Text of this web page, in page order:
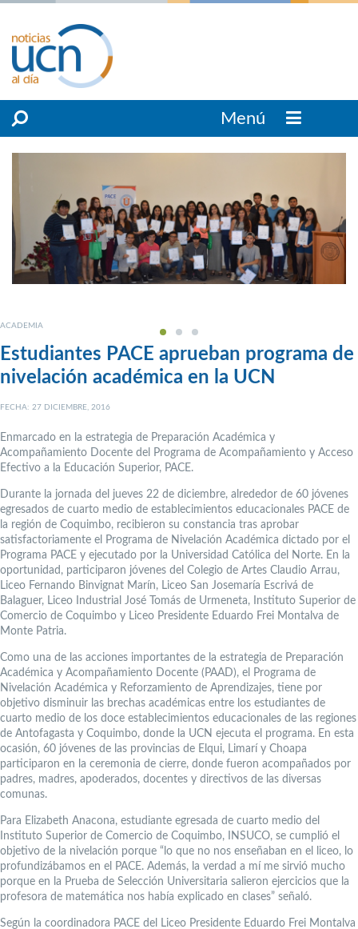
Menú
ACADEMIA
Estudiantes PACE aprueban programa de
nivelación académica en la UCN
FECHA: 27 DICIEMBRE, 2016
Enmarcado en la estrategia de Preparación Académica y
Acompañamiento Docente del Programa de Acompañamiento y Acceso
Efectivo a la Educación Superior, PACE.
Durante la jornada del jueves 22 de diciembre, alrededor de 60 jóvenes
egresados de cuarto medio de establecimientos educacionales PACE de
la región de Coquimbo, recibieron su constancia tras aprobar
satisfactoriamente el Programa de Nivelación Académica dictado por el
Programa PACE y ejecutado por la Universidad Católica del Norte. En la
oportunidad, participaron jóvenes del Colegio de Artes Claudio Arrau,
Liceo Fernando Binvignat Marín, Liceo San Josemaría Escrivá de
Balaguer, Liceo Industrial José Tomás de Urmeneta, Instituto Superior de
Comercio de Coquimbo y Liceo Presidente Eduardo Frei Montalva de
Monte Patria.
Como una de las acciones importantes de la estrategia de Preparación
Académica y Acompañamiento Docente (PAAD), el Programa de
Nivelación Académica y Reforzamiento de Aprendizajes, tiene por
objetivo disminuir las brechas académicas entre los estudiantes de
cuarto medio de los doce establecimientos educacionales de las regiones
de Antofagasta y Coquimbo, donde la UCN ejecuta el programa. En esta
ocasión, 60 jóvenes de las provincias de Elqui, Limarí y Choapa
participaron en la ceremonia de cierre, donde fueron acompañados por
padres, madres, apoderados, docentes y directivos de las diversas
comunas.
Para Elizabeth Anacona, estudiante egresada de cuarto medio del
Instituto Superior de Comercio de Coquimbo, INSUCO, se cumplió el
objetivo de la nivelación porque “lo que no nos enseñaban en el liceo, lo
profundizábamos en el PACE. Además, la verdad a mí me sirvió mucho
porque en la Prueba de Selección Universitaria salieron ejercicios que la
profesora de matemática nos había explicado en clases” señaló.
Según la coordinadora PACE del Liceo Presidente Eduardo Frei Montalva